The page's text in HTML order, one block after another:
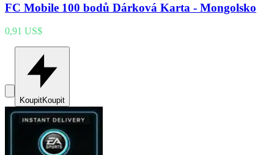
FC Mobile 100 bodů Dárková Karta - Mongolsko
0,91 US$
KoupitKoupit